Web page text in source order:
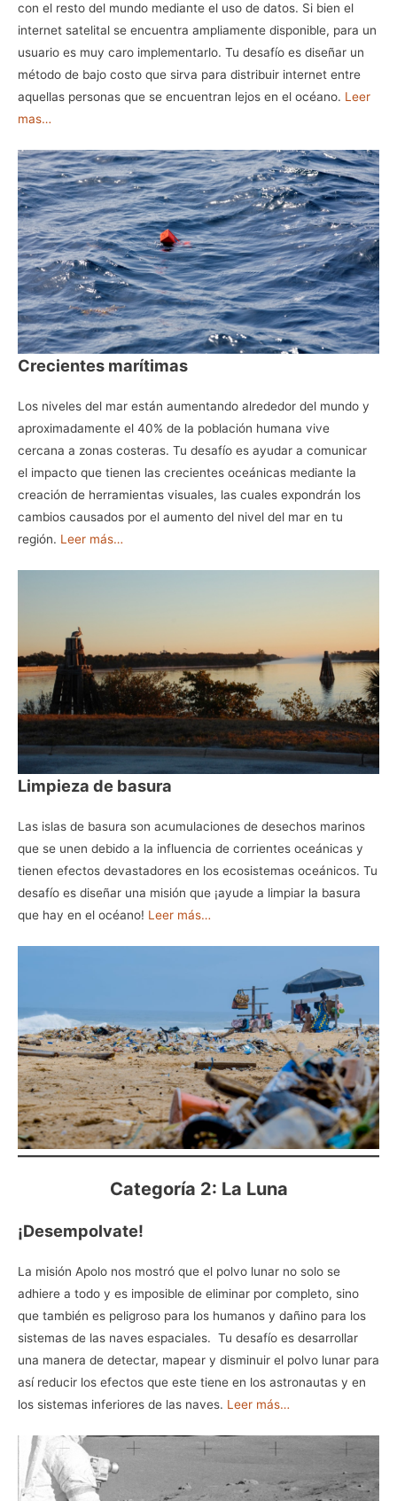
con el resto del mundo mediante el uso de datos. Si bien el
internet satelital se encuentra ampliamente disponible, para un
usuario es muy caro implementarlo. Tu desafío es diseñar un
método de bajo costo que sirva para distribuir internet entre
aquellas personas que se encuentran lejos en el océano. Leer
mas…
Crecientes marítimas
Los niveles del mar están aumentando alrededor del mundo y
aproximadamente el 40% de la población humana vive
cercana a zonas costeras. Tu desafío es ayudar a comunicar
el impacto que tienen las crecientes oceánicas mediante la
creación de herramientas visuales, las cuales expondrán los
cambios causados por el aumento del nivel del mar en tu
región. Leer más…
Limpieza de basura
Las islas de basura son acumulaciones de desechos marinos
que se unen debido a la influencia de corrientes oceánicas y
tienen efectos devastadores en los ecosistemas oceánicos. Tu
desafío es diseñar una misión que ¡ayude a limpiar la basura
que hay en el océano! Leer más…
Categoría 2: La Luna
¡Desempolvate!
La misión Apolo nos mostró que el polvo lunar no solo se
adhiere a todo y es imposible de eliminar por completo, sino
que también es peligroso para los humanos y dañino para los
sistemas de las naves espaciales. Tu desafío es desarrollar
una manera de detectar, mapear y disminuir el polvo lunar para
así reducir los efectos que este tiene en los astronautas y en
los sistemas inferiores de las naves. Leer más…